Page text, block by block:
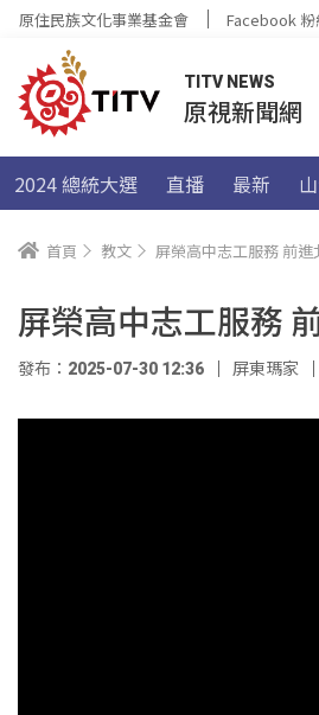
原住民族文化事業基金會 Facebook 粉
TITV NEWS
原視新聞網
2024 總統大選 直播 最新
首頁 教文 屏榮高中志工服務 前
屏榮高中志工服務
發布：2025-07-30 12:36 屏東瑪家